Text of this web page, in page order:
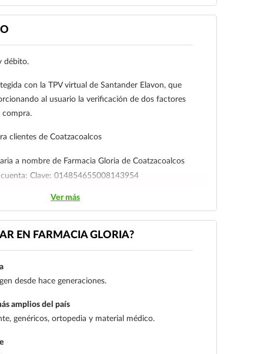
débito.
con la TPV virtual de Santander Elavon, que
al usuario la verificación de dos factores
compra.
clientes de Coatzacoalcos
a nombre de Farmacia Gloria de Coatzacoalcos
cuenta: Clave: 014854655008143954
el cliente deberá enviar su comprobante de pago a al
ecommerce@farmaciagloria.mxo a nuestro
Ver más
EN FARMACIA GLORIA?
desde hace generaciones.
amplios del país
genéricos, ortopedia y material médico.